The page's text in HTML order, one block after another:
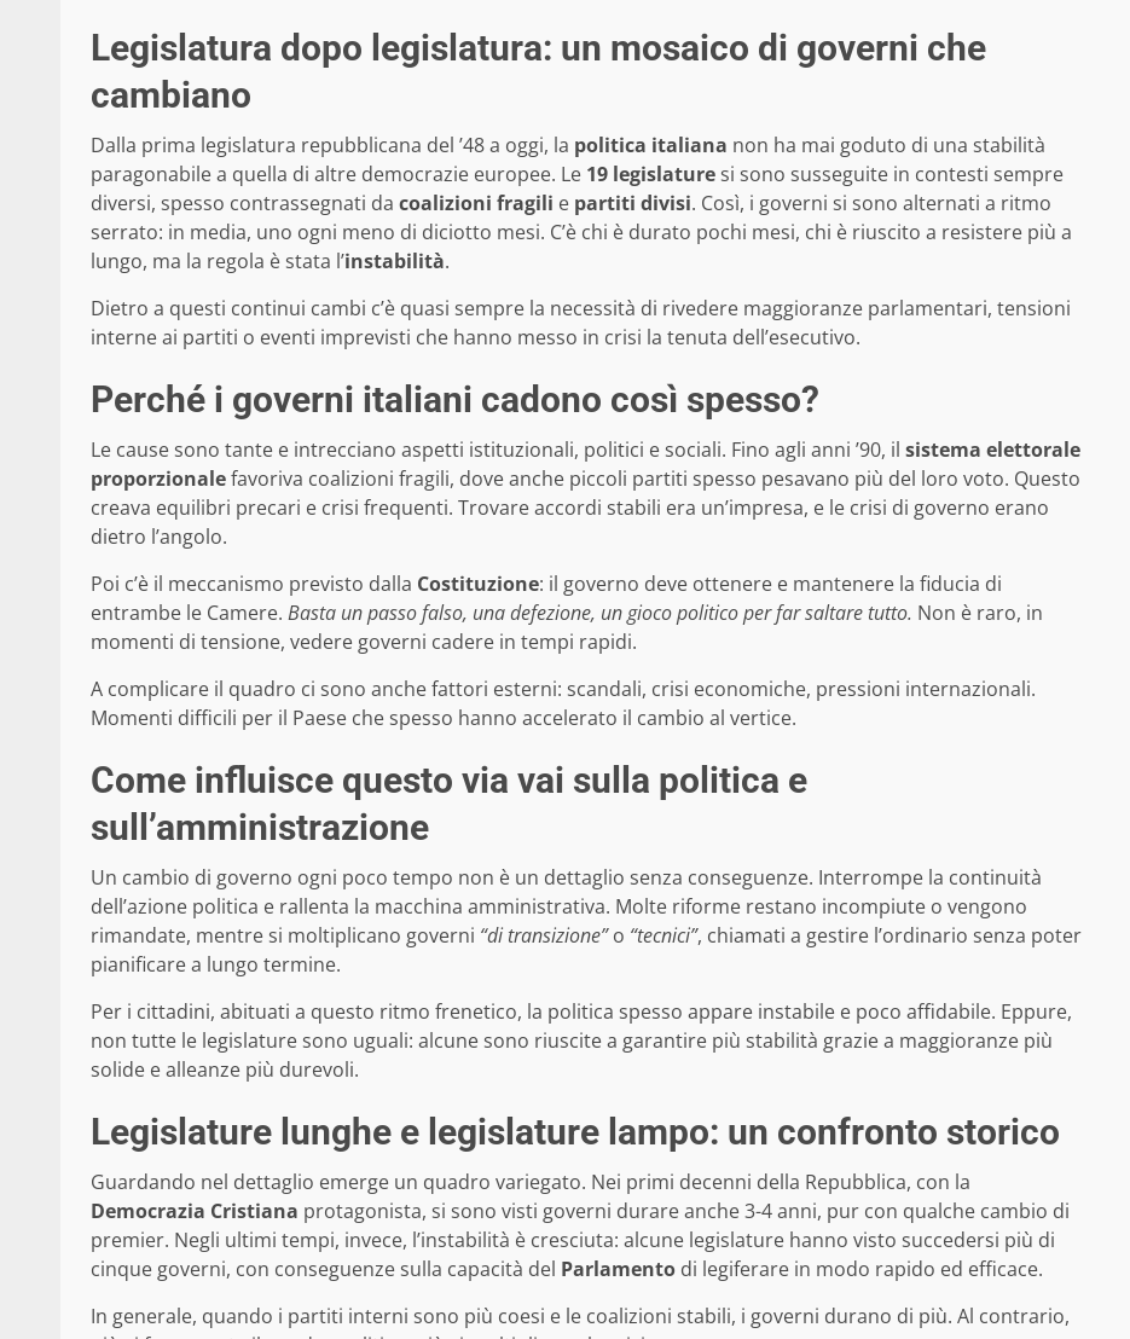
Legislatura dopo legislatura: un mosaico di governi che
cambiano
Dalla prima legislatura repubblicana del ’48 a oggi, la politica italiana non ha mai goduto di una stabilità
paragonabile a quella di altre democrazie europee. Le 19 legislaturesi sono susseguite in contesti sempre
diversi, spesso contrassegnati da coalizioni fragili e partiti divisi. Così, i governi si sono alternati a ritmo
serrato: in media, uno ogni meno di diciotto mesi. C’è chi è durato pochi mesi, chi è riuscito a resistere più a
lungo, ma la regola è stata l’instabilità.
Dietro a questi continui cambi c’è quasi sempre la necessità di rivedere maggioranze parlamentari, tensioni
interne ai partiti o eventi imprevisti che hanno messo in crisi la tenuta dell’esecutivo.
Perché i governi italiani cadono così spesso?
Le cause sono tante e intrecciano aspetti istituzionali, politici e sociali. Fino agli anni ’90, il sistema elettorale
proporzionalefavoriva coalizioni fragili, dove anche piccoli partiti spesso pesavano più del loro voto. Questo
creava equilibri precari e crisi frequenti. Trovare accordi stabili era un’impresa, e le crisi di governo erano
dietro l’angolo.
Poi c’è il meccanismo previsto dalla Costituzione: il governo deve ottenere e mantenere la fiducia di
entrambe le Camere. Basta un passo falso, una defezione, un gioco politico per far saltare tutto. Non è raro, in
momenti di tensione, vedere governi cadere in tempi rapidi.
A complicare il quadro ci sono anche fattori esterni: scandali, crisi economiche, pressioni internazionali.
Momenti difficili per il Paese che spesso hanno accelerato il cambio al vertice.
Come influisce questo via vai sulla politica e
sull’amministrazione
Un cambio di governo ogni poco tempo non è un dettaglio senza conseguenze. Interrompe la continuità
dell’azione politica e rallenta la macchina amministrativa. Molte riforme restano incompiute o vengono
rimandate, mentre si moltiplicano governi “di transizione”o “tecnici”, chiamati a gestire l’ordinario senza poter
pianificare a lungo termine.
Per i cittadini, abituati a questo ritmo frenetico, la politica spesso appare instabile e poco affidabile. Eppure,
non tutte le legislature sono uguali: alcune sono riuscite a garantire più stabilità grazie a maggioranze più
solide e alleanze più durevoli.
Legislature lunghe e legislature lampo: un confronto storico
Guardando nel dettaglio emerge un quadro variegato. Nei primi decenni della Repubblica, con la
Democrazia Cristiana protagonista, si sono visti governi durare anche 3-4 anni, pur con qualche cambio di
premier. Negli ultimi tempi, invece, l’instabilità è cresciuta: alcune legislature hanno visto succedersi più di
cinque governi, con conseguenze sulla capacità del Parlamento di legiferare in modo rapido ed efficace.
In generale, quando i partiti interni sono più coesi e le coalizioni stabili, i governi durano di più. Al contrario,